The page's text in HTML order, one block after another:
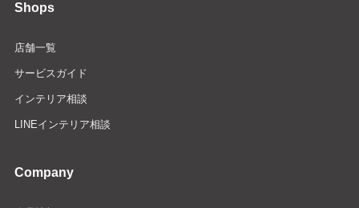
Shops
店舗一覧
サービスガイド
インテリア相談
LINEインテリア相談
Company